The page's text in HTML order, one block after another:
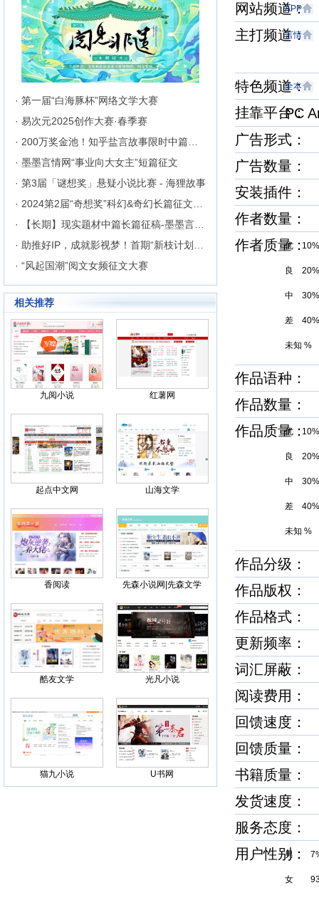
· 第一届“白海豚杯”网络文学大赛
· 易次元2025创作大赛·春季赛
· 墨墨言情网“事业向大女主”短篇征文
· 第3届「谜想奖」悬疑小说比赛 - 海狸故事
· “风起国潮”阅文女频征文大赛
相关推荐
九阅小说 红薯网
起点中文网 山海文学
香阅读 先森小说网|先森文学
酷友文学 光凡小说
猫九小说 U书网
网站频道
APP
主打频道
言情
特色频道
全本
挂靠平台
PC
广告形式：
广告数量：
安装插件：
作者数量
作者质量优 10%
良 20%
中 30%
差 40%
未知 %
作品语种：
作品数量
作品质量优 10%
良 20%
中 30%
差 40%
未知 %
作品分级：
作品版权：
作品格式：
更新频率：
词汇屏蔽：
阅读费用：
回馈速度
回馈质量
书籍质量
发货速度
服务态度
用户性别
男
女